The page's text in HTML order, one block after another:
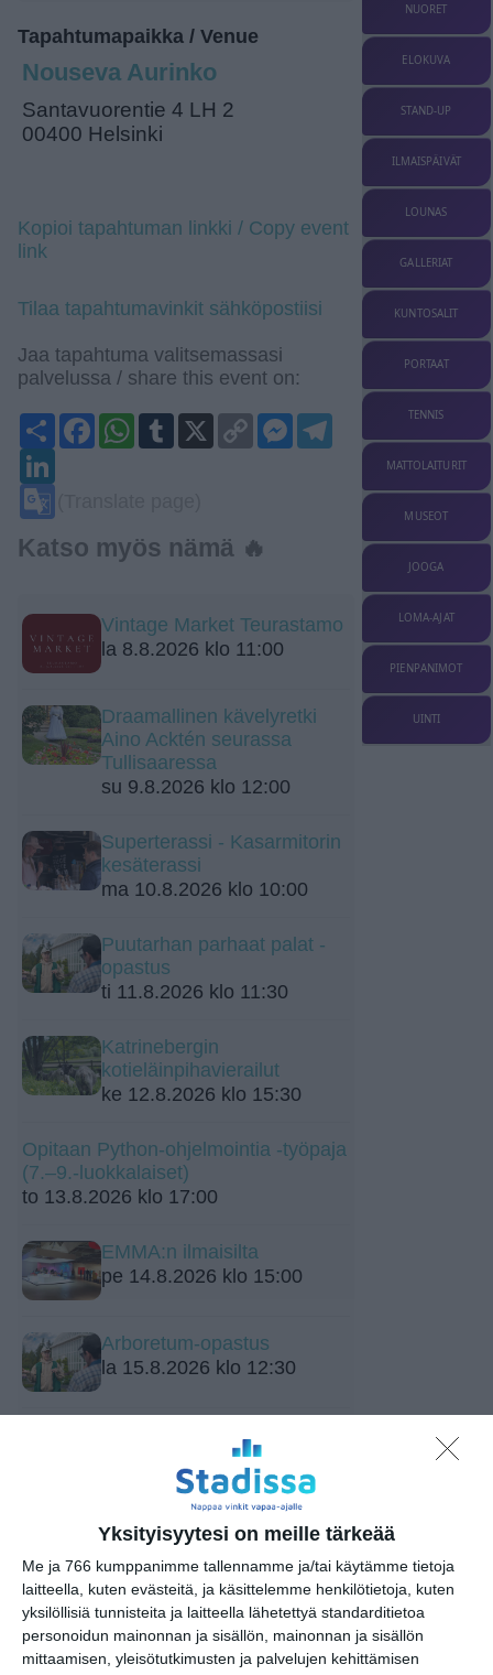
Yksityisyytesi on meille tärkeää
Me ja 766 kumppanimme tallennamme ja/tai käytämme tietoja
laitteella, kuten evästeitä, ja käsittelemme henkilötietoja, kuten
yksilöllisiä tunnisteita ja laitteella lähetettyä standarditietoa
personoidun mainonnan ja sisällön, mainonnan ja sisällön
mittaamisen, yleisötutkimusten ja palvelujen kehittämisen
Tapahtumapaikka / Venue
Nouseva Aurinko
Santavuorentie 4 LH 2
00400 Helsinki
Kopioi tapahtuman linkki / Copy event
link
Tilaa tapahtumavinkit sähköpostiisi
Jaa tapahtuma valitsemassasi
palvelussa / share this event on:
ShareFacebookWhatsApp
Tumblr
X
Copy
Link
MessengerTelegram
Katso myös nämä 🔥
Vintage Market Teurastamo
la 8.8.2026 klo 11:00
Draamallinen kävelyretki
Aino Acktén seurassa
Tullisaaressa
su 9.8.2026 klo 12:00
Superterassi - Kasarmitorin
kesäterassi
ma 10.8.2026 klo 10:00
Puutarhan parhaat palat -
opastus
ti 11.8.2026 klo 11:30
Katrinebergin
kotieläinpihavierailut
ke 12.8.2026 klo 15:30
Opitaan Python-ohjelmointia -työpaja
(7.–9.-luokkalaiset)
to 13.8.2026 klo 17:00
EMMA:n ilmaisilta
pe 14.8.2026 klo 15:00
Arboretum-opastus
la 15.8.2026 klo 12:30
peräkonttikirppis
su 16.8.2026 klo 09:00
Rivitanssin ilmainen kokeilukerta ja
alkeiskurssi
ma 17.8.2026 klo 18:00
Intro - Taikuuden alkusoitto
by Robert Jägerhorn
NUORET
ELOKUVA
STAND-UP
ILMAISPÄIVÄT
LOUNAS
GALLERIAT
KUNTOSALIT
PORTAAT
TENNIS
MATTOLAITURIT
MUSEOT
JOOGA
LOMA-AJAT
PIENPANIMOT
UINTI